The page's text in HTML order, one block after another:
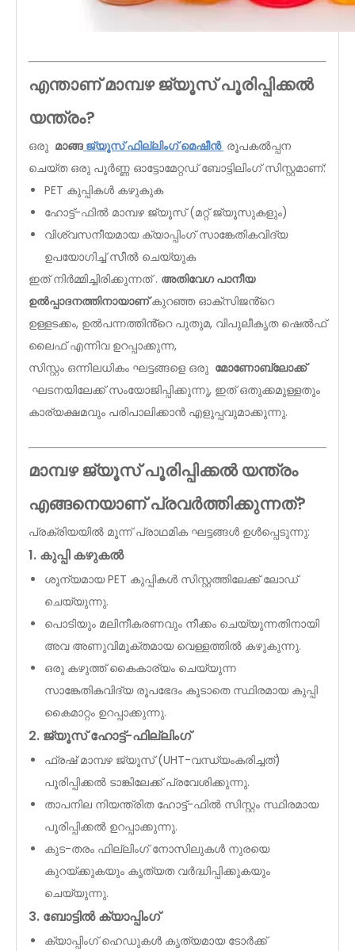
എന്താണ് മാമ്പഴ ജ്യൂസ് പൂരിപ്പിക്കൽ
യന്ത്രം?
ഒരു മാങ്ങ ജ്യൂസ് ഫില്ലിംഗ് മെഷീൻ രൂപകൽപ്പന
ചെയ്ത ഒരു പൂർണ്ണ ഓട്ടോമേറ്റഡ് ബോട്ടിലിംഗ് സിസ്റ്റമാണ്:
PET കുപ്പികൾ കഴുകുക
ഹോട്ട്-ഫിൽ മാമ്പഴ ജ്യൂസ് (മറ്റ് ജ്യൂസുകളും)
വിശ്വസനീയമായ ക്യാപ്പിംഗ് സാങ്കേതികവിദ്യ
ഉപയോഗിച്ച് സീൽ ചെയ്യുക
ഇത് നിർമ്മിച്ചിരിക്കുന്നത് . അതിവേഗ പാനീയ
ഉൽപ്പാദനത്തിനായാണ്കുറഞ്ഞ ഓക്‌സിജൻ്റെ
ഉള്ളടക്കം, ഉൽപന്നത്തിൻ്റെ പുതുമ, വിപുലീകൃത ഷെൽഫ്
ലൈഫ് എന്നിവ ഉറപ്പാക്കുന്ന,
സിസ്റ്റം ഒന്നിലധികം ഘട്ടങ്ങളെ ഒരു മോണോബ്ലോക്ക്
ഘടനയിലേക്ക് സംയോജിപ്പിക്കുന്നു, ഇത് ഒതുക്കമുള്ളതും
കാര്യക്ഷമവും പരിപാലിക്കാൻ എളുപ്പവുമാക്കുന്നു.
മാമ്പഴ ജ്യൂസ് പൂരിപ്പിക്കൽ യന്ത്രം
എങ്ങനെയാണ് പ്രവർത്തിക്കുന്നത്?
പ്രക്രിയയിൽ മൂന്ന് പ്രാഥമിക ഘട്ടങ്ങൾ ഉൾപ്പെടുന്നു:
1. കുപ്പി കഴുകൽ
ശൂന്യമായ PET കുപ്പികൾ സിസ്റ്റത്തിലേക്ക് ലോഡ്
ചെയ്യുന്നു.
പൊടിയും മലിനീകരണവും നീക്കം ചെയ്യുന്നതിനായി
അവ അണുവിമുക്തമായ വെള്ളത്തിൽ കഴുകുന്നു.
ഒരു കഴുത്ത് കൈകാര്യം ചെയ്യുന്ന
സാങ്കേതികവിദ്യ രൂപഭേദം കൂടാതെ സ്ഥിരമായ കുപ്പി
കൈമാറ്റം ഉറപ്പാക്കുന്നു.
2. ജ്യൂസ് ഹോട്ട്-ഫില്ലിംഗ്
ഫ്രഷ് മാമ്പഴ ജ്യൂസ് (UHT-വന്ധ്യംകരിച്ചത്)
പൂരിപ്പിക്കൽ ടാങ്കിലേക്ക് പ്രവേശിക്കുന്നു.
താപനില നിയന്ത്രിത ഹോട്ട്-ഫിൽ സിസ്റ്റം സ്ഥിരമായ
പൂരിപ്പിക്കൽ ഉറപ്പാക്കുന്നു.
കുട-തരം ഫില്ലിംഗ് നോസിലുകൾ നുരയെ
കുറയ്ക്കുകയും കൃത്യത വർദ്ധിപ്പിക്കുകയും
ചെയ്യുന്നു.
3. ബോട്ടിൽ ക്യാപ്പിംഗ്
ക്യാപ്പിംഗ് ഹെഡുകൾ കൃത്യമായ ടോർക്ക്